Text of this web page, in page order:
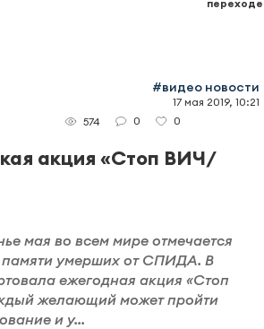
переходе
#видео новости
17 мая 2019, 10:21
574
0 0
акция «Стоп ВИЧ/
мая во всем мире отмечается
умерших от СПИДА. В
ежегодная акция «Стоп
желающий может пройти
и у...